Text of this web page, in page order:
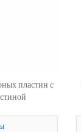
пластин с